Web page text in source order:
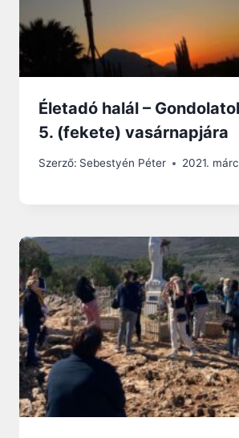
Életadó halál –
5. (fekete) vasárnapjára
Szerző: Sebestyén Péter 2021.